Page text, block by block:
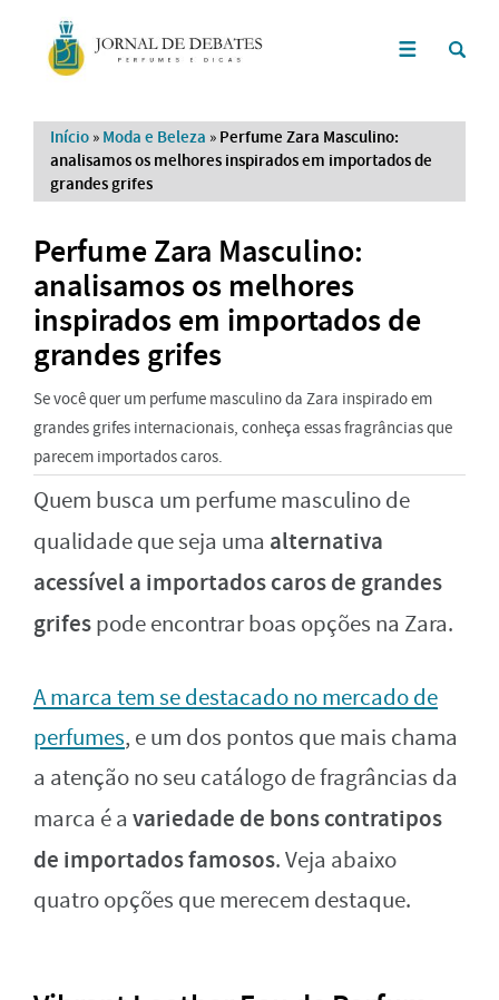
Início » Moda e Beleza » Perfume Zara Masculino:
analisamos os melhores inspirados em importados de
grandes grifes
Perfume Zara Masculino:
analisamos os melhores
inspirados em importados de
grandes grifes
Se você quer um perfume masculino da Zara inspirado em
grandes grifes internacionais, conheça essas fragrâncias que
parecem importados caros.
Quem busca um perfume masculino de
qualidade que seja uma alternativa
acessível a importados caros de grandes
grifespode encontrar boas opções na Zara.
A marca tem se destacado no mercado de
perfumes, e um dos pontos que mais chama
a atenção no seu catálogo de fragrâncias da
marca é a variedade de bons contratipos
de importados famosos. Veja abaixo
quatro opções que merecem destaque.